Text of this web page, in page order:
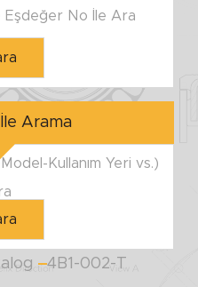
Eşdeğer No İle Ara
Arama
Kullanım Yeri vs.)
4B1-002-T